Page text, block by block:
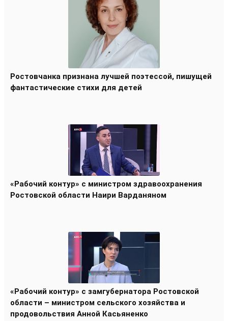
Ростовчанка признана лучшей поэтессой, пишущей
фантастические стихи для детей
«Рабочий контур» с министром здравоохранения
Ростовской области Наири Варданяном
«Рабочий контур» с замгубернатора Ростовской
области – министром сельского хозяйства и
продовольствия Анной Касьяненко